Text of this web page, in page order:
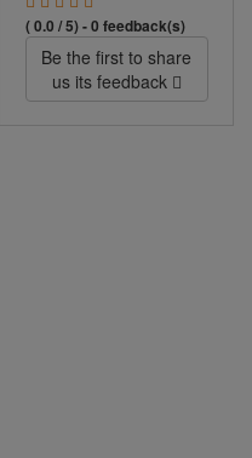
( 0.0 / 5) - 0 feedback(s)
Be the first to share
us its feedback